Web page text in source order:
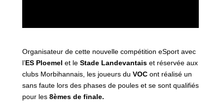
Organisateur de cette nouvelle compétition eSport avec
l’ES Ploemel et le Stade Landevantaiset réservée aux
clubs Morbihannais, les joueurs du VOCont réalisé un
sans faute lors des phases de poules et se sont qualifiés
pour les 8èmes de finale.